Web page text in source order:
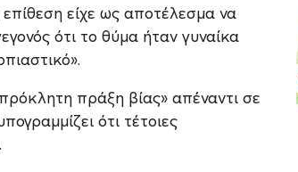
είχε ως αποτέλεσμα να
ότι το θύμα ήταν γυναίκα
πράξη βίας» απέναντι σε
ότι τέτοιες